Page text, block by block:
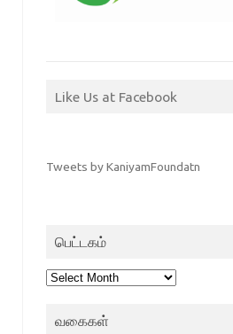
Like Us at Facebook
Tweets by KaniyamFoundatn
பெட்டகம்
பெட்டகம்
வகைகள்